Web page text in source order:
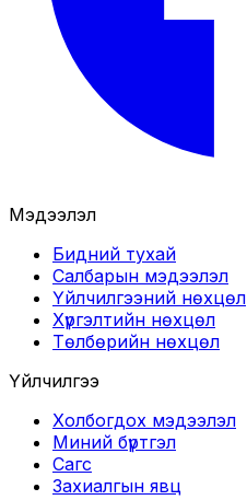
Мэдээлэл
Бидний тухай
Салбарын мэдээлэл
Үйлчилгээний нөхцөл
Хүргэлтийн нөхцөл
Төлбөрийн нөхцөл
Үйлчилгээ
Холбогдох мэдээлэл
Миний бүртгэл
Сагс
Захиалгын явц